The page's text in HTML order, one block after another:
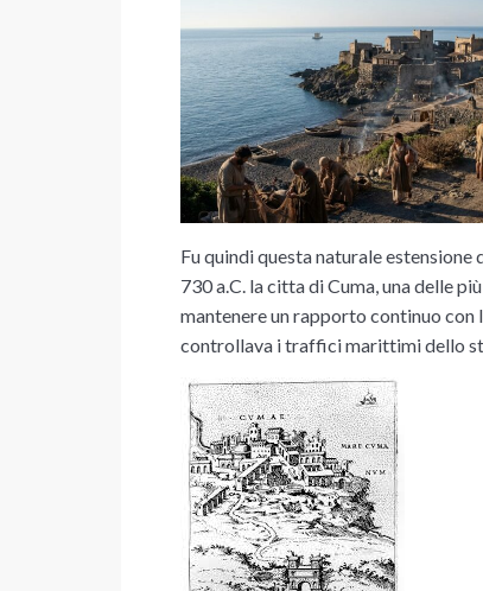
Fu quindi questa naturale
730 a.C. la citta di Cuma, una delle
mantenere un rapporto continuo con
controllava i traffici marittimi dello